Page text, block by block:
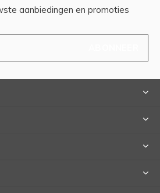
aanbiedingen en promoties